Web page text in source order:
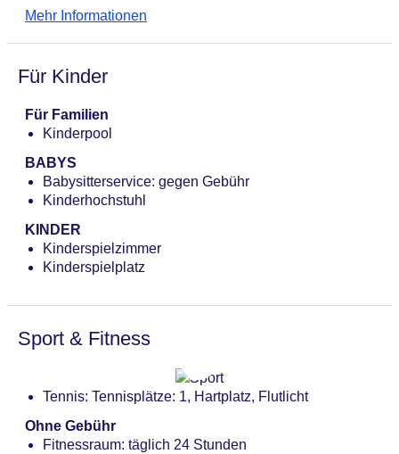
angemessene Kleidung erwünscht
(Outdoor)“: Küche: landestypisch, orientalisch,
regional, Grillgerichte, à la carte, gegen Gebühr
Bars & mehr: 2
Poolbar Outdoor „Oasis Pool Bar“: gegen Gebühr
Mehr Informationen
Für Kinder
Für Familien
Kinderpool
BABYS
Babysitterservice: gegen Gebühr
Kinderhochstuhl
KINDER
Kinderspielzimmer
Kinderspielplatz
Sport & Fitness
Tennis: Tennisplätze: 1, Hartplatz, Flutlicht
Ohne Gebühr
Fitnessraum: täglich 24 Stunden